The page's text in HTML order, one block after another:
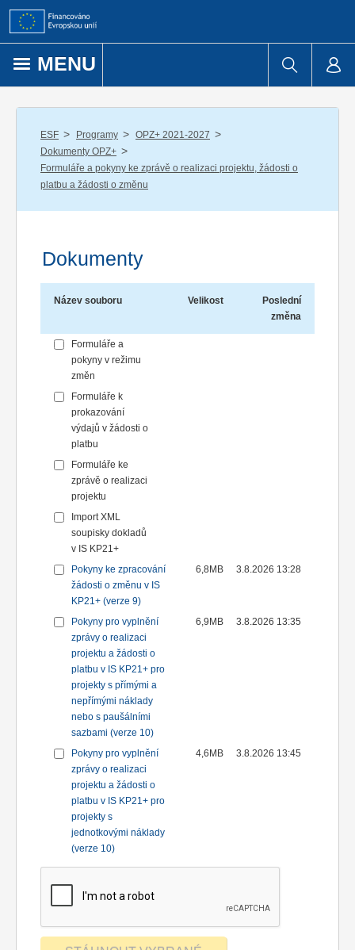
Přejít k obsahu
MENU
ESF / Programy / OPZ+ 2021-2027 /
Dokumenty OPZ+ /
Formuláře a pokyny ke zprávě o realizaci projektu, žádosti o
platbu a žádosti o změnu
Dokumenty
Název souboru Velikost
Poslední
změna
Formuláře a
pokyny v režimu
změn
Formuláře k
prokazování
výdajů v žádosti o
platbu
Formuláře ke
zprávě o realizaci
projektu
Import XML
soupisky dokladů
v IS KP21+
Pokyny ke zpracování
žádosti o změnu v IS
KP21+ (verze 9)
6,8MB 3.8.2026 13:28
Pokyny pro vyplnění
zprávy o realizaci
projektu a žádosti o
platbu v IS KP21+ pro
projekty s přímými a
nepřímými náklady
nebo s paušálními
sazbami (verze 10)
6,9MB 3.8.2026 13:35
Pokyny pro vyplnění
zprávy o realizaci
projektu a žádosti o
platbu v IS KP21+ pro
projekty s
jednotkovými náklady
(verze 10)
4,6MB 3.8.2026 13:45